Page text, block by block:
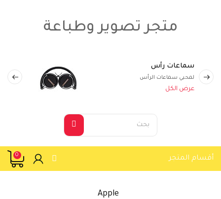
متجر تصوير وطباعة
سماعات رأس
لمحبي سماعات الرأس
عرض الكل
أقسام المتجر 0
Apple